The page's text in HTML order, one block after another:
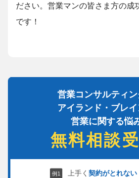
ださい。営業マンの皆さま方の成
です！
営業コンサルティ
アイランド・ブレ
営業に関する悩
無料相談
上手く契約がとれない